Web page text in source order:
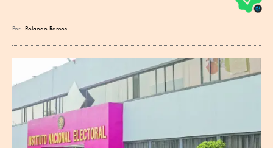
Por Rolando Ramos